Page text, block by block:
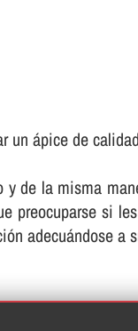
un ápice de
de la misma
preocuparse si
adecuándose a